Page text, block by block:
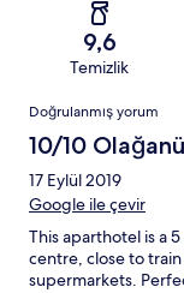
9,6
Temizlik
Yorumlar
Doğrulanmış yorum
10/10
17 Eylül 2019
Google ile çevir
This aparthotel is a
centre, close to
supermarkets.